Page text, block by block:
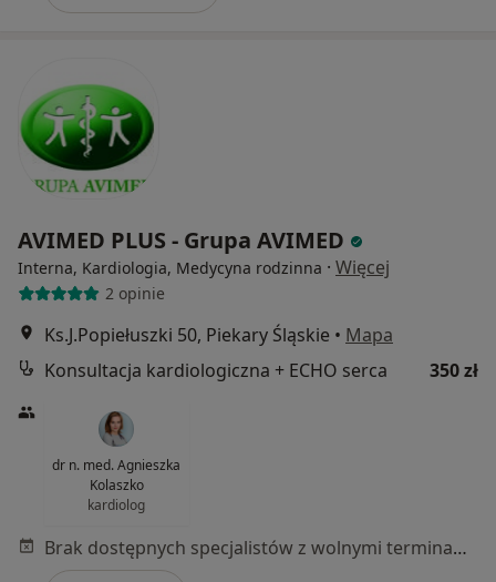
AVIMED PLUS - Grupa AVIMED
Interna, Kardiologia, Medycyna rodzinna · Więcej
2 opinie
Ks.J.Popiełuszki 50, Piekary Śląskie • Mapa
Konsultacja kardiologiczna + ECHO serca
350 zł
dr n. med. Agnieszka
Kolaszko
kardiolog
Brak dostępnych specjalistów z wolnymi terminami w tym centrum medycznym.